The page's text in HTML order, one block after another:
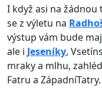
I když asi na
se z výletu na
výstup vám bude
ale i Jeseníky,
mraky a mlhu,
Fatru a ZápadníTatry.